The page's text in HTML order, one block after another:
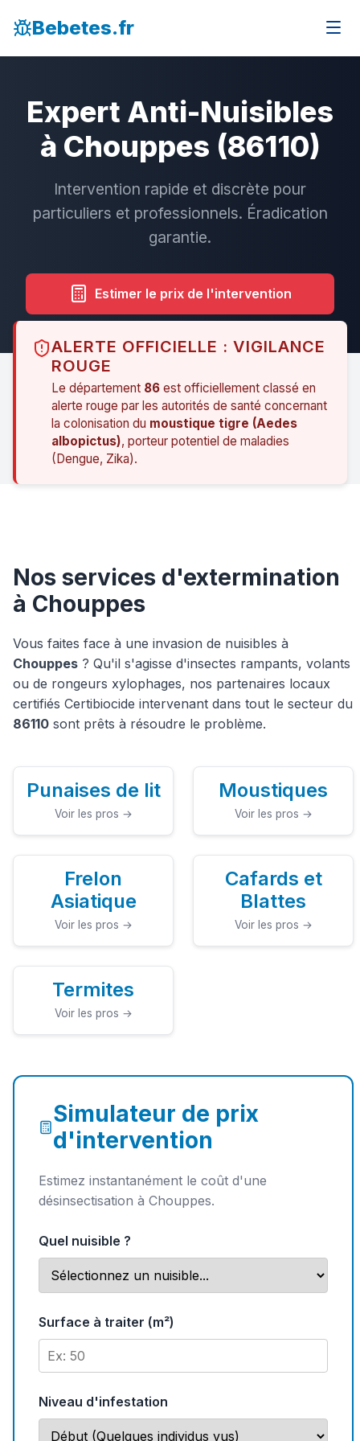
Bebetes.fr
Expert Anti-Nuisibles
à Chouppes (86110)
Intervention rapide et discrète pour
particuliers et professionnels. Éradication
garantie.
Estimer le prix de l'intervention
ALERTE OFFICIELLE : VIGILANCE
ROUGE
Le département 86 est officiellement classé en
alerte rouge par les autorités de santé concernant
la colonisation du moustique tigre (Aedes
albopictus), porteur potentiel de maladies
(Dengue, Zika).
Nos services d'extermination
à Chouppes
Vous faites face à une invasion de nuisibles à
Chouppes ? Qu'il s'agisse d'insectes rampants, volants
ou de rongeurs xylophages, nos partenaires locaux
certifiés Certibiocide intervenant dans tout le secteur du
86110 sont prêts à résoudre le problème.
Punaises de lit
Voir les pros →
Moustiques
Voir les pros →
Frelon
Asiatique
Voir les pros →
Cafards et
Blattes
Voir les pros →
Termites
Voir les pros →
Simulateur de prix
d'intervention
Estimez instantanément le coût d'une
désinsectisation à Chouppes.
Quel nuisible ?
Surface à traiter (m²)
Niveau d'infestation